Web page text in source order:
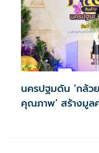
นครปฐมดัน ‘กล้ว
คุณภาพ’ สร้างมูล